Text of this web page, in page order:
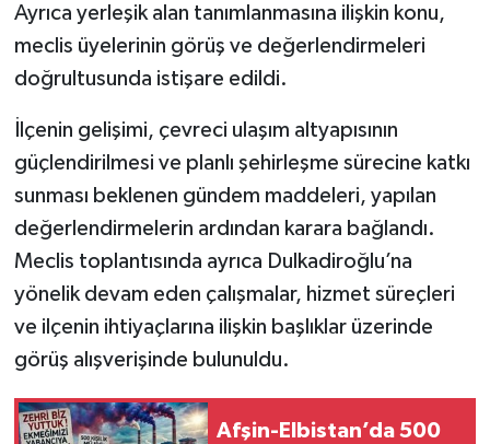
Ayrıca yerleşik alan tanımlanmasına ilişkin konu,
meclis üyelerinin görüş ve değerlendirmeleri
doğrultusunda istişare edildi.
İlçenin gelişimi, çevreci ulaşım altyapısının
güçlendirilmesi ve planlı şehirleşme sürecine katkı
sunması beklenen gündem maddeleri, yapılan
değerlendirmelerin ardından karara bağlandı.
Meclis toplantısında ayrıca Dulkadiroğlu’na
yönelik devam eden çalışmalar, hizmet süreçleri
ve ilçenin ihtiyaçlarına ilişkin başlıklar üzerinde
görüş alışverişinde bulunuldu.
Afşin-Elbistan’da 500